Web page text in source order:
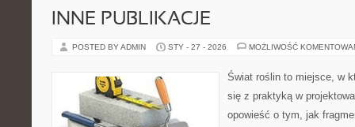
INNE PUBLIKACJE
POSTED BY ADMIN STY - 27 - 2026 MOŻLIWOŚĆ
Świat roślin to miejsce, w
się z praktyką w
opowieść o tym, jak